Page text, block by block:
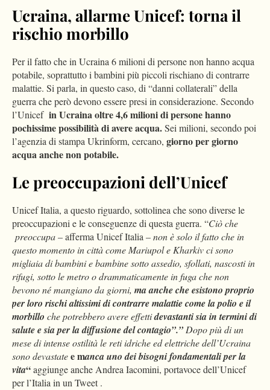
Ucraina, allarme Unicef: torna il
rischio morbillo
Per il fatto che in Ucraina 6 milioni di persone non hanno acqua
potabile, soprattutto i bambini più piccoli rischiano di contrarre
malattie. Si parla, in questo caso, di “danni collaterali” della
guerra che però devono essere presi in considerazione. Secondo
l’Unicef in Ucraina oltre 4,6 milioni di persone hanno
pochissime possibilità di avere acqua.Sei milioni, secondo poi
l’agenzia di stampa Ukrinform, cercano, giorno per giorno
acqua anche non potabile.
Le preoccupazioni dell’Unicef
Unicef Italia, a questo riguardo, sottolinea che sono diverse le
preoccupazioni e le conseguenze di questa guerra. “Ciò che
preoccupa– afferma Unicef Italia –non è solo il fatto che in
questo momento in città come Mariupol e Kharkiv ci sono
migliaia di bambini e bambine sotto assedio, sfollati, nascosti in
rifugi, sotto le metro o drammaticamente in fuga che non
bevono né mangiano da giorni, ma anche che esistono proprio
per loro rischi altissimi di contrarre malattie come la polio e il
morbillo che potrebbero avere effettidevastanti sia in termini di
salute e sia per la diffusione del contagio”.”Dopo più di un
mese di intense ostilità le reti idriche ed elettriche dell’Ucraina
sono devastatee manca uno dei bisogni fondamentali per la
vita“aggiunge anche Andrea Iacomini, portavoce dell’Unicef
per l’Italia in un Tweet .